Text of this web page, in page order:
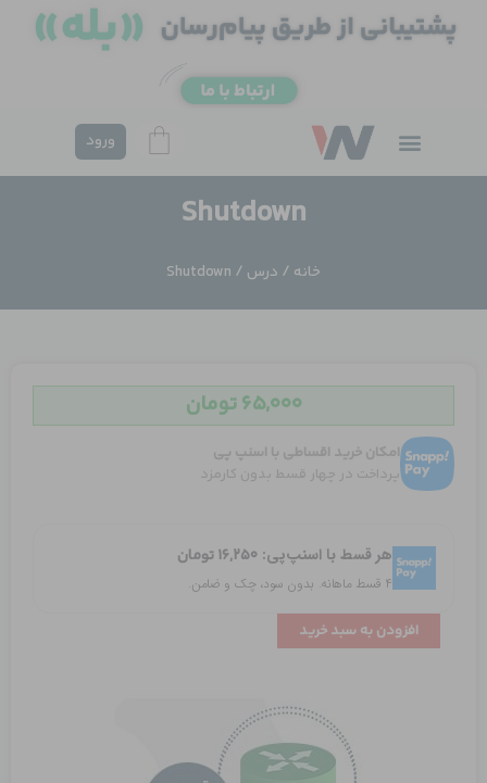
ورود
Shutdown
خانه / درس / Shutdown
۶۵,۰۰۰تومان
امکان خرید اقساطی با اسنپ پی
پرداخت در چهار قسط بدون کارمزد
هر قسط با اسنپ‌پی: ۱۶,۲۵۰تومان
۴ قسط ماهانه. بدون سود، چک و ضامن.
عدد
افزودن به سبد خرید